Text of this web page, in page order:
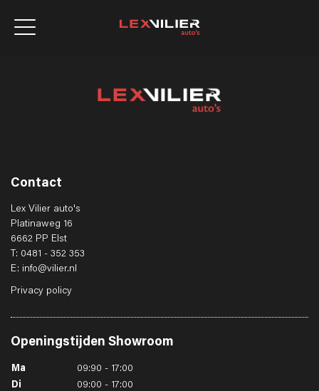
Contact
Lex Vilier auto's
Platinaweg 16
6662 PP Elst
T: 0481 - 352 353
E: info@vilier.nl
Privacy policy
Openingstijden Showroom
Ma
09:90 - 17:00
Di
09:00 - 17:00